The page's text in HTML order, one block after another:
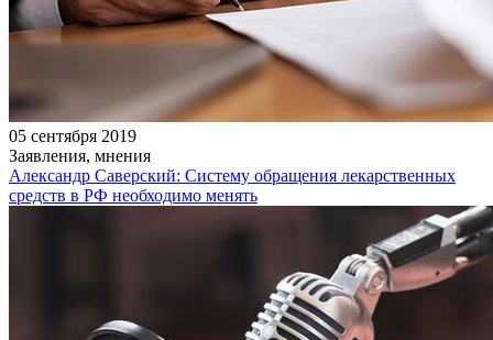
05 сентября 2019
Заявления, мнения
Александр Саверский: Систему обращения лекарственных
средств в РФ необходимо менять